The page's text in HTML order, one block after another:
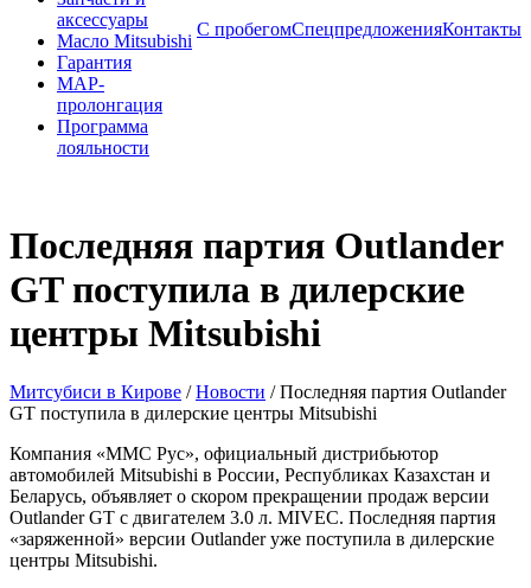
аксессуары
Масло Mitsubishi
Гарантия
MAP-
пролонгация
Программа
лояльности
С пробегомСпецпредложенияКонтакты
Последняя партия Outlander
GT поступила в дилерские
центры Mitsubishi
Митсубиси в Кирове / Новости /Последняя партия Outlander
GT поступила в дилерские центры Mitsubishi
Компания «ММС Рус», официальный дистрибьютор
автомобилей Mitsubishi в России, Республиках Казахстан и
Беларусь, объявляет о скором прекращении продаж версии
Outlander GT с двигателем 3.0 л. MIVEC. Последняя партия
«заряженной» версии Outlander уже поступила в дилерские
центры Mitsubishi.